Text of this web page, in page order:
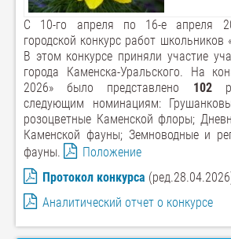
С 10-го апреля по 16-е апреля
городской конкурс работ школьников
В этом конкурсе приняли участие
города Каменска-Уральского. На
2026» было представлено 102
следующим номинациям:
розоцветные Каменской флоры;
Каменской фауны; Земноводные и
фауны.
Положение
Протокол конкурса
Аналитический отчет о конкурсе